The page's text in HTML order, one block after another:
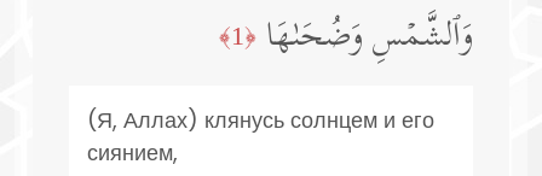
وَٱلشَّمۡسِ وَضُحَىٰهَا ﴿1﴾
(Я, Аллах) клянусь солнцем и его
сиянием,